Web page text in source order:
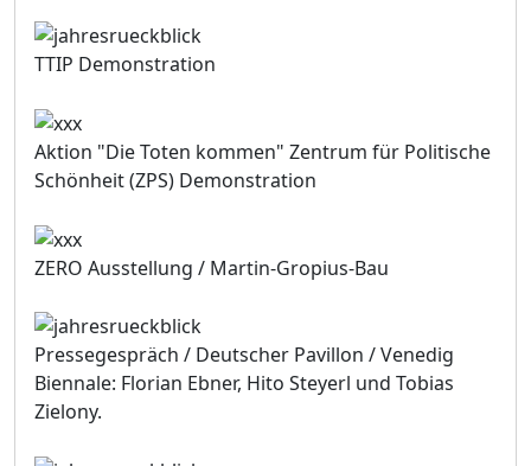
TTIP Demonstration
Aktion "Die Toten kommen" Zentrum für Politische
Schönheit (ZPS) Demonstration
ZERO Ausstellung / Martin-Gropius-Bau
Pressegespräch / Deutscher Pavillon / Venedig
Biennale: Florian Ebner, Hito Steyerl und Tobias
Zielony.